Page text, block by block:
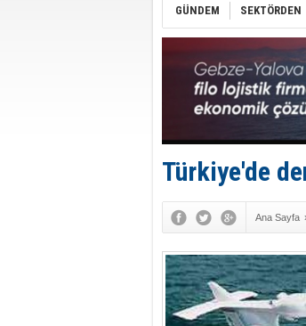
GÜNDEM SEKTÖRDEN
Türkiye'de
Ana Sayfa